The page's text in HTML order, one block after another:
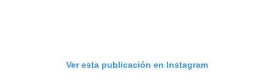
Ver esta publicación en Instagram